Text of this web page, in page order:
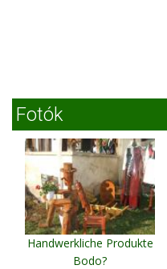
Fotók
Handwerkliche Produkte
Bodo?